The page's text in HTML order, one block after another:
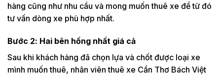
hàng cũng như nhu cầu và mong muốn thuê xe để từ đó
tư vấn dòng xe phù hợp nhất.
Bước 2: Hai bên hống nhất giá cả
Sau khi khách hàng đã chọn lựa và chốt được loại xe
mình muốn thuê, nhân viên thuê xe Cần Thơ Bách Việt